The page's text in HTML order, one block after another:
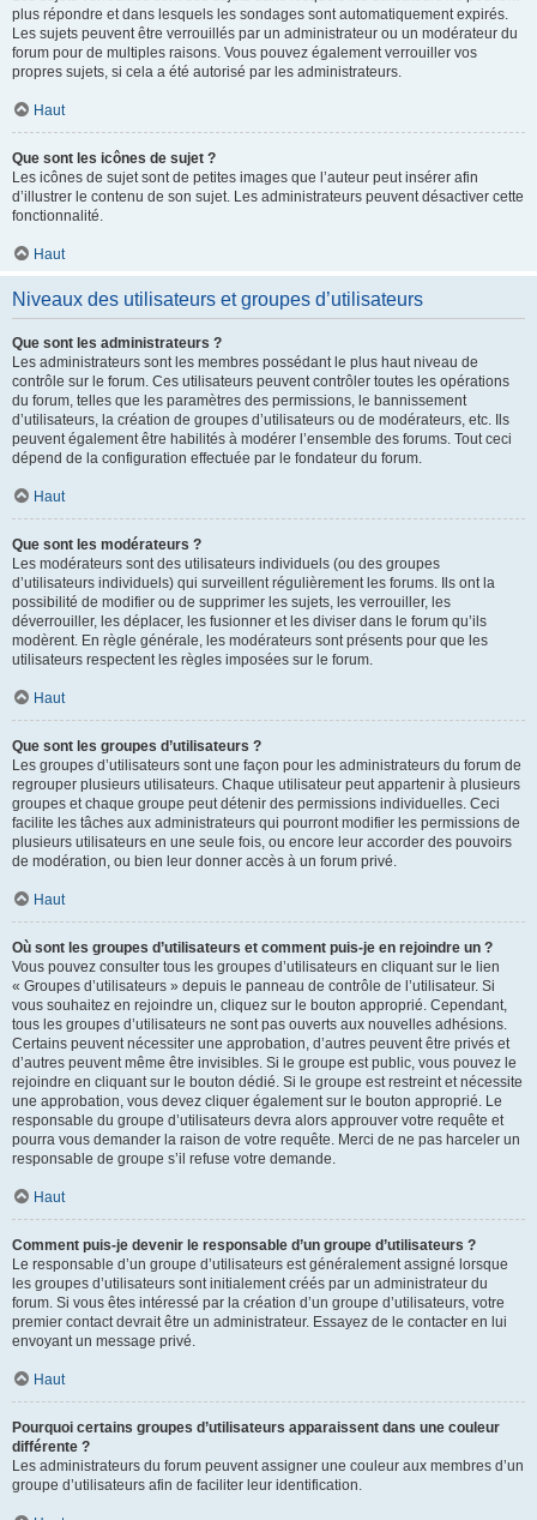
plus répondre et dans lesquels les sondages sont automatiquement expirés.
Les sujets peuvent être verrouillés par un administrateur ou un modérateur du
forum pour de multiples raisons. Vous pouvez également verrouiller vos
propres sujets, si cela a été autorisé par les administrateurs.
Haut
Que sont les icônes de sujet ?
Les icônes de sujet sont de petites images que l’auteur peut insérer afin
d’illustrer le contenu de son sujet. Les administrateurs peuvent désactiver cette
fonctionnalité.
Haut
Niveaux des utilisateurs et groupes d’utilisateurs
Que sont les administrateurs ?
Les administrateurs sont les membres possédant le plus haut niveau de
contrôle sur le forum. Ces utilisateurs peuvent contrôler toutes les opérations
du forum, telles que les paramètres des permissions, le bannissement
d’utilisateurs, la création de groupes d’utilisateurs ou de modérateurs, etc. Ils
peuvent également être habilités à modérer l’ensemble des forums. Tout ceci
dépend de la configuration effectuée par le fondateur du forum.
Haut
Que sont les modérateurs ?
Les modérateurs sont des utilisateurs individuels (ou des groupes
d’utilisateurs individuels) qui surveillent régulièrement les forums. Ils ont la
possibilité de modifier ou de supprimer les sujets, les verrouiller, les
déverrouiller, les déplacer, les fusionner et les diviser dans le forum qu’ils
modèrent. En règle générale, les modérateurs sont présents pour que les
utilisateurs respectent les règles imposées sur le forum.
Haut
Que sont les groupes d’utilisateurs ?
Les groupes d’utilisateurs sont une façon pour les administrateurs du forum de
regrouper plusieurs utilisateurs. Chaque utilisateur peut appartenir à plusieurs
groupes et chaque groupe peut détenir des permissions individuelles. Ceci
facilite les tâches aux administrateurs qui pourront modifier les permissions de
plusieurs utilisateurs en une seule fois, ou encore leur accorder des pouvoirs
de modération, ou bien leur donner accès à un forum privé.
Haut
Où sont les groupes d’utilisateurs et comment puis-je en rejoindre un ?
Vous pouvez consulter tous les groupes d’utilisateurs en cliquant sur le lien
« Groupes d’utilisateurs » depuis le panneau de contrôle de l’utilisateur. Si
vous souhaitez en rejoindre un, cliquez sur le bouton approprié. Cependant,
tous les groupes d’utilisateurs ne sont pas ouverts aux nouvelles adhésions.
Certains peuvent nécessiter une approbation, d’autres peuvent être privés et
d’autres peuvent même être invisibles. Si le groupe est public, vous pouvez le
rejoindre en cliquant sur le bouton dédié. Si le groupe est restreint et nécessite
une approbation, vous devez cliquer également sur le bouton approprié. Le
responsable du groupe d’utilisateurs devra alors approuver votre requête et
pourra vous demander la raison de votre requête. Merci de ne pas harceler un
responsable de groupe s’il refuse votre demande.
Haut
Comment puis-je devenir le responsable d’un groupe d’utilisateurs ?
Le responsable d’un groupe d’utilisateurs est généralement assigné lorsque
les groupes d’utilisateurs sont initialement créés par un administrateur du
forum. Si vous êtes intéressé par la création d’un groupe d’utilisateurs, votre
premier contact devrait être un administrateur. Essayez de le contacter en lui
envoyant un message privé.
Haut
Pourquoi certains groupes d’utilisateurs apparaissent dans une couleur
différente ?
Les administrateurs du forum peuvent assigner une couleur aux membres d’un
groupe d’utilisateurs afin de faciliter leur identification.